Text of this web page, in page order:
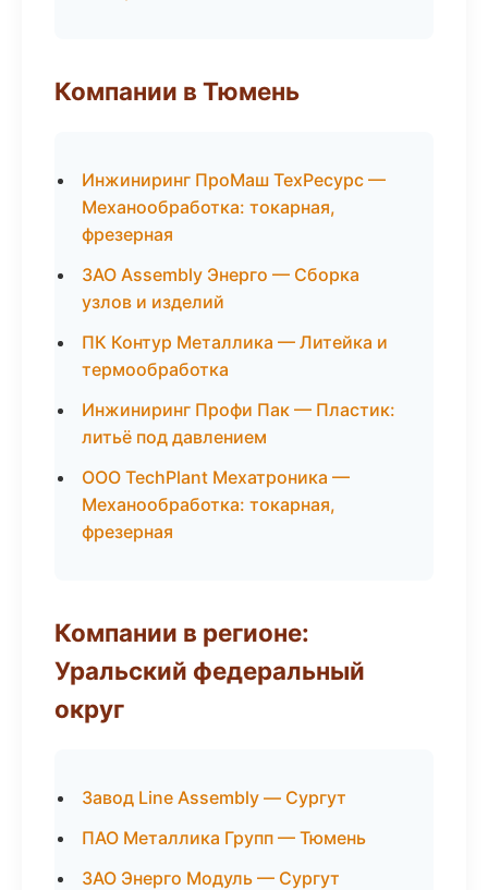
Компании в Тюмень
Инжиниринг ПроМаш ТехРесурс —
Механообработка: токарная,
фрезерная
ЗАО Assembly Энерго — Сборка
узлов и изделий
ПК Контур Металлика — Литейка и
термообработка
Инжиниринг Профи Пак — Пластик:
литьё под давлением
ООО TechPlant Мехатроника —
Механообработка: токарная,
фрезерная
Компании в регионе:
Уральский федеральный
округ
Завод Line Assembly — Сургут
ПАО Металлика Групп — Тюмень
ЗАО Энерго Модуль — Сургут